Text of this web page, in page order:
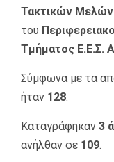
Τακτικών Μελών
του
Τμήματος Ε.Ε.Σ.
Σύμφωνα με τα
ήταν 128.
Καταγράφηκαν 3
ανήλθαν σε 109.